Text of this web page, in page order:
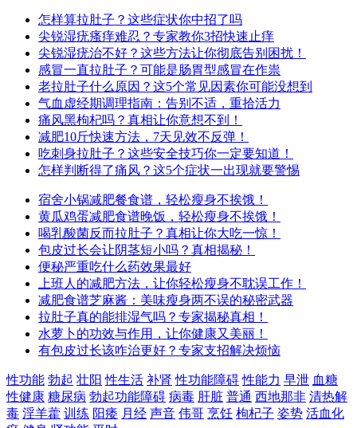
怎样算拉肚子？这些症状你中招了吗
尖锐湿疣瘙痒难忍？专家教你3招快速止痒
尖锐湿疣治不好？这些方法让你彻底告别困扰！
感冒一直拉肚子？可能是肠胃型感冒在作祟
老拉肚子什么原因？这5个常见因素你可能没想到
气血虚经期调理指南：告别不适，重拾活力
痛风黑枸杞吗？真相让你意想不到！
减肥10斤快速方法，7天见效不反弹！
吃刺身拉肚子？这些安全技巧你一定要知道！
怎样判断得了痛风？这5个症状一出现就要警惕
宿舍小锅减肥餐食谱，轻松瘦身不挨饿！
黄瓜鸡蛋减肥食谱晚饭，轻松瘦身不挨饿！
喝乳酸菌反而拉肚子？真相让你大吃一惊！
包皮过长会让阴茎短小吗？真相揭秘！
便秘严重吃什么药效果最好
上班人的减肥方法，让你轻松瘦身不耽误工作！
减肥食谱芝麻酱：美味瘦身两不误的秘密武器
拉肚子真的能排湿气吗？专家揭秘真相！
水萝卜的功效与作用，让你健康又美丽！
有包皮过长该咋治更好？专家支招解决烦恼
性功能 勃起 壮阳 性生活 补肾 性功能障碍 性能力 早泄 血糖
性健康 糖尿病 勃起功能障碍 病毒 肝脏 普通 西地那非 清热解
毒 淫羊藿 训练 阳痿 月经 声音 伟哥 烹饪 枸杞子 姿势 活血化